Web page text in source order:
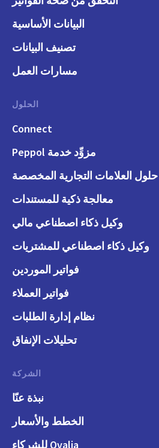
البيانات الأساسية
تصنيف البيانات
مسارات العمل
الحلول
Connect
مزوِّد خدمة Peppol
حلول العلامات التجارية المخصصة
معالجة ذكية للمستندات
وكيل ذكاء اصطناعي مالي
وكيل ذكاء اصطناعي للمشتريات
فواتير الموردين
فواتير العملاء
نظام إدارة الطلبات
تحليلات الإنفاق
الشركة
نبذة عنّا
الخطط والأسعار
Qvalia للشركاء